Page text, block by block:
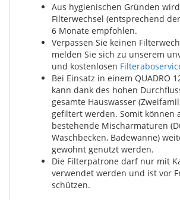
Aus hygienischen Gründen
Filterwechsel (entsprechend
6 Monate empfohlen.
Verpassen Sie keinen
melden Sie sich zu unserem
und kostenlosen
Bei Einsatz in einem QUADRO
kann dank des hohen
gesamte Hauswasser
gefiltert werden. Somit können
bestehende Mischarmaturen
Waschbecken, Badewanne)
gewohnt genutzt werden.
Die Filterpatrone darf nur mit
verwendet werden und ist vor
schützen.